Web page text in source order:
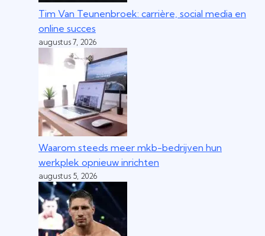
Tim Van Teunenbroek: carrière, social media en
online succes
augustus 7, 2026
Waarom steeds meer mkb-bedrijven hun
werkplek opnieuw inrichten
augustus 5, 2026